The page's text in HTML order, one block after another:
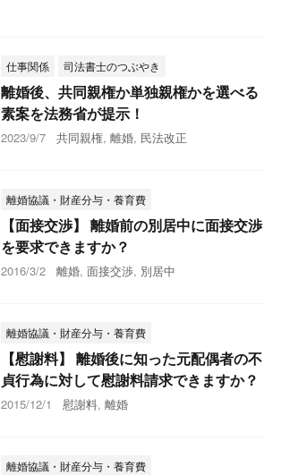
仕事関係 司法書士のつぶやき
離婚後、共同親権か単独親権かを選べる
素案を法務省が提示！
2023/9/7 共同親権, 離婚, 民法改正
離婚協議・財産分与・養育費
【面接交渉】 離婚前の別居中に面接交渉
を要求できますか？
2016/3/2 離婚, 面接交渉, 別居中
離婚協議・財産分与・養育費
【慰謝料】 離婚後に知った元配偶者の不
貞行為に対して慰謝料請求できますか？
2015/12/1 慰謝料, 離婚
離婚協議・財産分与・養育費